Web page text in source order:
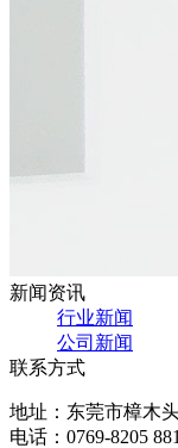
新闻资讯
行业新闻
公司新闻
联系方式
地址：东莞市樟木
电话：0769-8205